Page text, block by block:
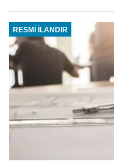
RESMİ İLANDIR